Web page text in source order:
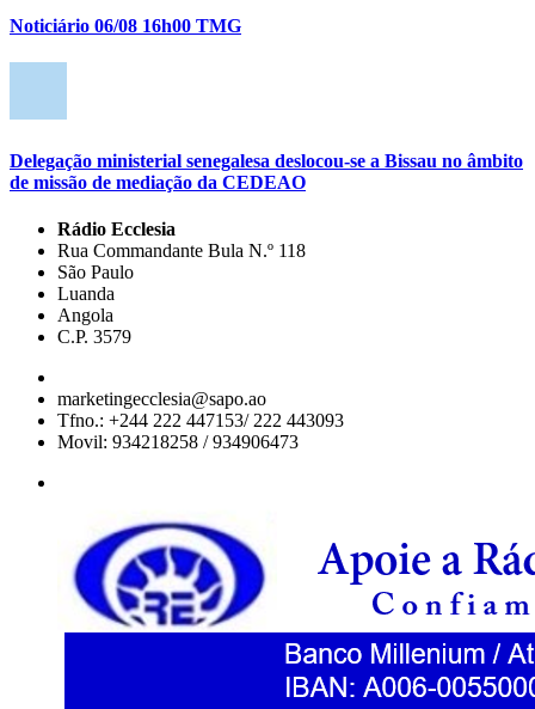
Noticiário 06/08 16h00 TMG
Delegação ministerial senegalesa deslocou-se a Bissau no âmbito
de missão de mediação da CEDEAO
Rádio Ecclesia
Rua Commandante Bula N.º 118
São Paulo
Luanda
Angola
C.P. 3579
marketingecclesia@sapo.ao
Tfno.: +244 222 447153/ 222 443093
Movil: 934218258 / 934906473